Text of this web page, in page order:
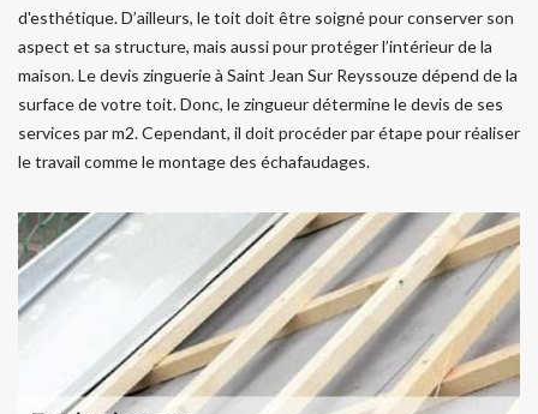
d'esthétique. D’ailleurs, le toit doit être soigné pour conserver son
aspect et sa structure, mais aussi pour protéger l’intérieur de la
maison. Le devis zinguerie à Saint Jean Sur Reyssouze dépend de la
surface de votre toit. Donc, le zingueur détermine le devis de ses
services par m2. Cependant, il doit procéder par étape pour réaliser
le travail comme le montage des échafaudages.